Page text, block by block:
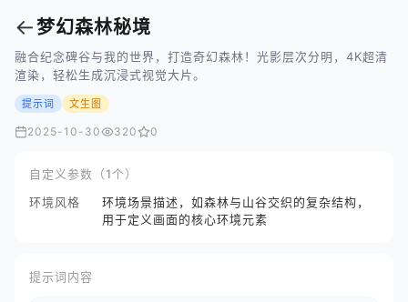
←梦幻森林秘境
融合纪念碑谷与我的世界，打造奇幻森林！光影层次分明，4K超清
渲染，轻松生成沉浸式视觉大片。
提示词 文生图
2025-10-30 320 0
自定义参数（1个）
环境风格
环境场景描述，如森林与山谷交织的复杂结构，
用于定义画面的核心环境元素
提示词内容